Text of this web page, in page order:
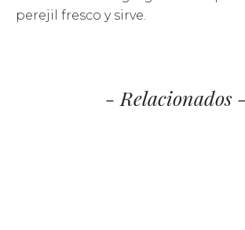
perejil fresco y sirve.
- Relacionados -